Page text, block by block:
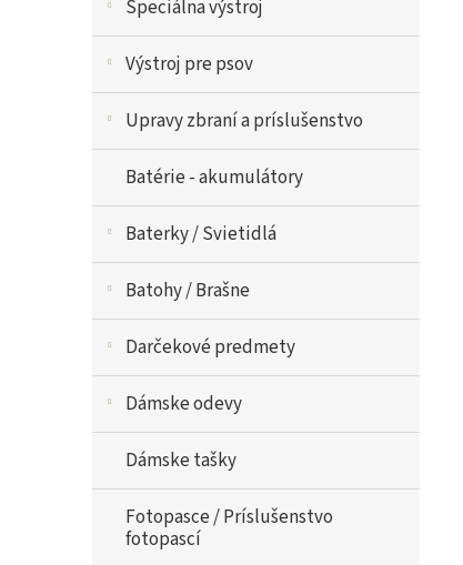
Špeciálna výstroj
Výstroj pre psov
Upravy zbraní a príslušenstvo
Batérie - akumulátory
Baterky / Svietidlá
Batohy / Brašne
Darčekové predmety
Dámske odevy
Dámske tašky
Fotopasce / Príslušenstvo
fotopascí